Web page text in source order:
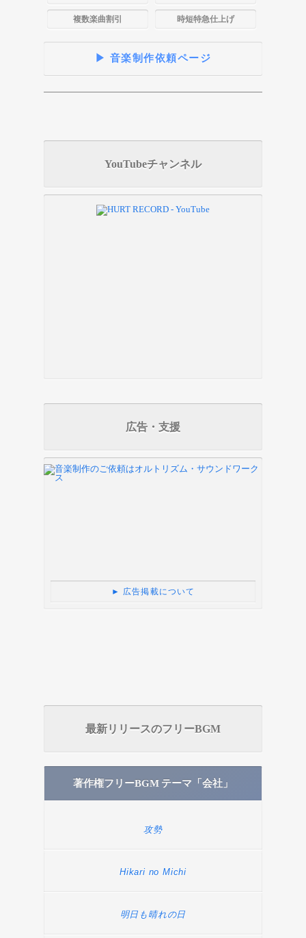
複数楽曲割引 時短特急仕上げ
▶ 音楽制作依頼ページ
YouTubeチャンネル
広告・支援
► 広告掲載について
最新リリースのフリーBGM
著作権フリーBGM テーマ「会社」
攻勢
Hikari no Michi
明日も晴れの日